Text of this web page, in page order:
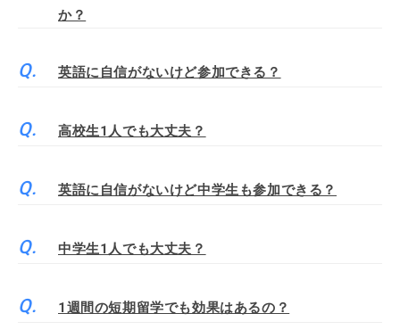
か？
英語に自信がないけど参加できる？
高校生1人でも大丈夫？
英語に自信がないけど中学生も参加できる？
中学生1人でも大丈夫？
1週間の短期留学でも効果はあるの？